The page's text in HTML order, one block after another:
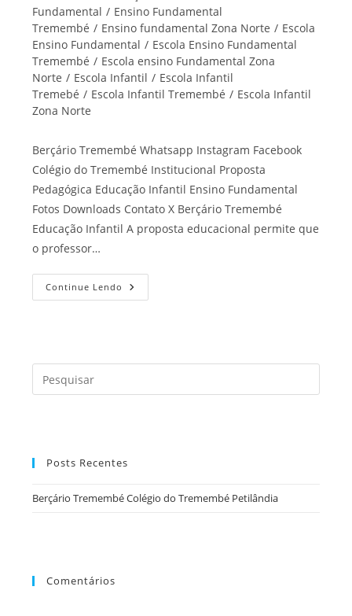
Fundamental / Ensino Fundamental
Tremembé / Ensino fundamental Zona Norte / Escola
Ensino Fundamental / Escola Ensino Fundamental
Tremembé / Escola ensino Fundamental Zona
Norte / Escola Infantil / Escola Infantil
Tremebé / Escola Infantil Tremembé / Escola Infantil
Zona Norte
Berçário Tremembé Whatsapp Instagram Facebook
Colégio do Tremembé Institucional Proposta
Pedagógica Educação Infantil Ensino Fundamental
Fotos Downloads Contato X Berçário Tremembé
Educação Infantil A proposta educacional permite que
o professor…
Continue Lendo Berçário
Tremembé
a
Posts Recentes
Berçário Tremembé Colégio do Tremembé Petilândia
Comentários